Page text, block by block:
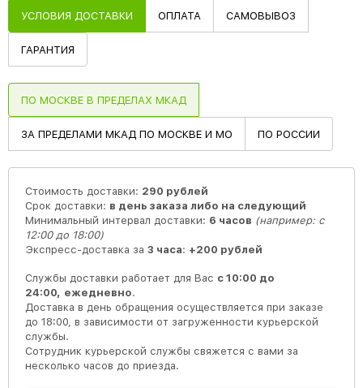
УСЛОВИЯ ДОСТАВКИ ОПЛАТА САМОВЫВОЗ
ГАРАНТИЯ
ПО МОСКВЕ В ПРЕДЕЛАХ МКАД
ЗА ПРЕДЕЛАМИ МКАД ПО МОСКВЕ И МО ПО РОССИИ
Стоимость доставки: 290 рублей
Срок доставки: в день заказа либо на следующий
Минимальный интервал доставки: 6 часов (например: с
12:00 до 18:00)
Экспресс-доставка за 3 часа: +200 рублей
Службы доставки работает для Вас с 10:00 до
24:00, ежедневно.
Доставка в день обращения осуществляется при заказе
до 18:00, в зависимости от загруженности курьерской
службы.
Сотрудник курьерской службы свяжется с вами за
несколько часов до приезда.